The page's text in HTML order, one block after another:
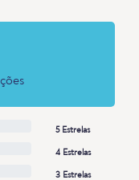
5 Estrelas
4 Estrelas
3 Estrelas